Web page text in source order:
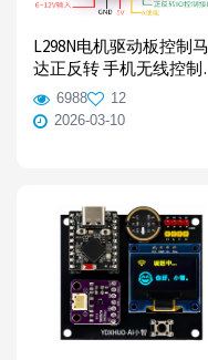
L298N电机驱动板控制马
达正反转 手机无线控制
Python/C++编程树莓派与
ESP32例程
6988
12
2026-03-10